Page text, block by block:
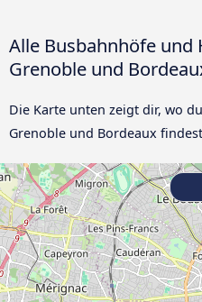
Alle Busbahnhöfe und
Grenoble und
Die Karte unten zeigt dir, wo
Grenoble und Bordeaux